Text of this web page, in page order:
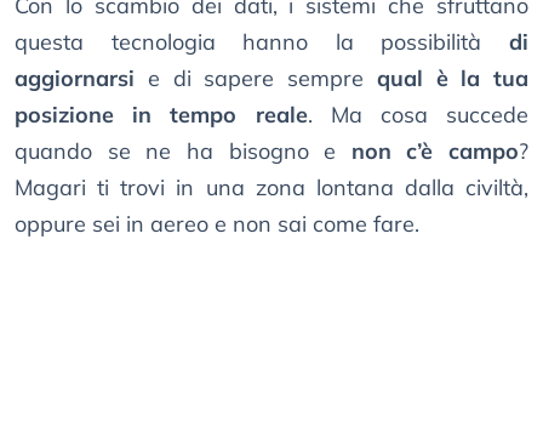
Con lo scambio dei dati, i sistemi che sfruttano
questa tecnologia hanno la possibilità di
aggiornarsi e di sapere sempre qual è la tua
posizione in tempo reale. Ma cosa succede
quando se ne ha bisogno e non c’è campo?
Magari ti trovi in una zona lontana dalla civiltà,
oppure sei in aereo e non sai come fare.